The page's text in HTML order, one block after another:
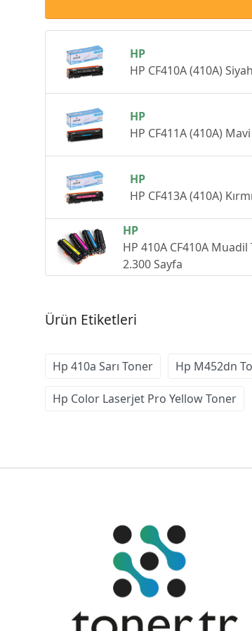
HP
HP CF410A (410A)
HP
HP CF411A (410A)
HP
HP CF413A (410A)
HP
HP 410A CF410A Muadil
2.300 Sayfa
Ürün Etiketleri
Hp 410a Sarı Toner Hp M452dn
Hp Color Laserjet Pro Yellow Toner